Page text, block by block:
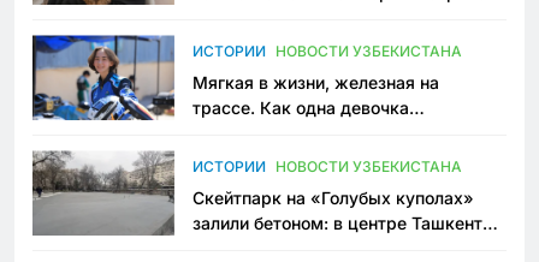
ИСТОРИИ НОВОСТИ УЗБЕКИСТАНА
Мягкая в жизни, железная на
трассе. Как одна девочка
Узбекистане
ИСТОРИИ НОВОСТИ УЗБЕКИСТАНА
Скейтпарк на «Голубых куполах»
залили бетоном: в центре Ташкента